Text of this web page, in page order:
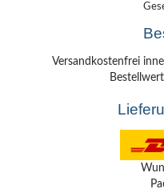
Versandkostenfrei